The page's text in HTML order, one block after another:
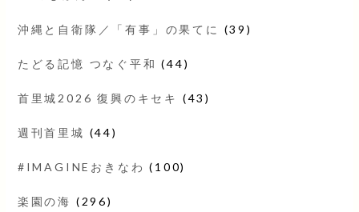
沖縄と自衛隊／「有事」の果てに (39)
たどる記憶 つなぐ平和 (44)
首里城2026 復興のキセキ (43)
週刊首里城 (44)
#IMAGINEおきなわ (100)
楽園の海 (296)